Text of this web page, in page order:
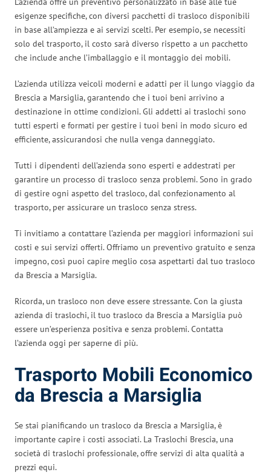
esigenze specifiche, con diversi pacchetti di trasloco disponibili
in base all’ampiezza e ai servizi scelti. Per esempio, se necessiti
solo del trasporto, il costo sarà diverso rispetto a un pacchetto
che include anche l’imballaggio e il montaggio dei mobili.
L’azienda utilizza veicoli moderni e adatti per il lungo viaggio da
Brescia a Marsiglia, garantendo che i tuoi beni arrivino a
destinazione in ottime condizioni. Gli addetti ai traslochi sono
tutti esperti e formati per gestire i tuoi beni in modo sicuro ed
efficiente, assicurandosi che nulla venga danneggiato.
Tutti i dipendenti dell’azienda sono esperti e addestrati per
garantire un processo di trasloco senza problemi. Sono in grado
di gestire ogni aspetto del trasloco, dal confezionamento al
trasporto, per assicurare un trasloco senza stress.
Ti invitiamo a contattare l’azienda per maggiori informazioni sui
costi e sui servizi offerti. Offriamo un preventivo gratuito e senza
impegno, così puoi capire meglio cosa aspettarti dal tuo trasloco
da Brescia a Marsiglia.
Ricorda, un trasloco non deve essere stressante. Con la giusta
azienda di traslochi, il tuo trasloco da Brescia a Marsiglia può
essere un’esperienza positiva e senza problemi. Contatta
l’azienda oggi per saperne di più.
Trasporto Mobili Economico
da Brescia a Marsiglia
Se stai pianificando un trasloco da Brescia a Marsiglia, è
importante capire i costi associati. La Traslochi Brescia, una
società di traslochi professionale, offre servizi di alta qualità a
prezzi equi.